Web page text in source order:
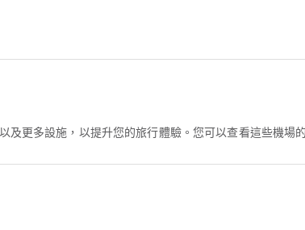
及更多設施，以提升您的旅行體驗。您可以查看這些機場